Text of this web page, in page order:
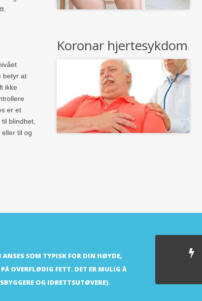
betyr at
ikke
er et
blindhet,
til og
Koronar hjertesykdom
ANSES SOM TYPISK FOR DIN HØYDE,
OVERFLØDIG FETT. DET ER MULIG Å
OG IDRETTSUTØVERE).